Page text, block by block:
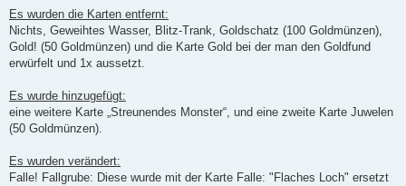
Es wurden die Karten entfernt:
Nichts, Geweihtes Wasser, Blitz-Trank, Goldschatz (100 Goldmünzen),
Gold! (50 Goldmünzen) und die Karte Gold bei der man den Goldfund
erwürfelt und 1x aussetzt.
Es wurde hinzugefügt:
eine weitere Karte „Streunendes Monster“, und eine zweite Karte Juwelen
(50 Goldmünzen).
Es wurden verändert:
Falle! Fallgrube: Diese wurde mit der Karte Falle: "Flaches Loch" ersetzt